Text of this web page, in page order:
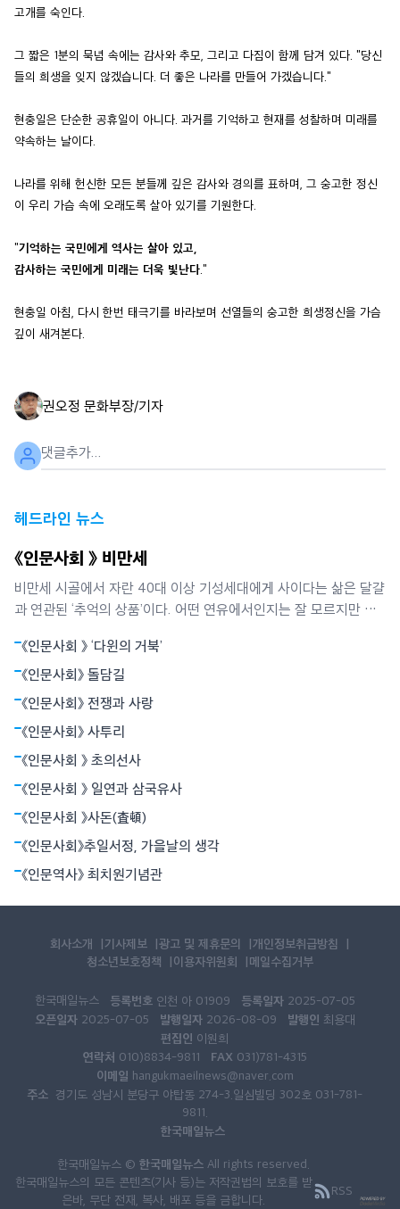
고개를 숙인다.
그 짧은 1분의 묵념 속에는 감사와 추모, 그리고 다짐이 함께 담겨 있다. "당신
들의 희생을 잊지 않겠습니다. 더 좋은 나라를 만들어 가겠습니다."
현충일은 단순한 공휴일이 아니다. 과거를 기억하고 현재를 성찰하며 미래를
약속하는 날이다.
나라를 위해 헌신한 모든 분들께 깊은 감사와 경의를 표하며, 그 숭고한 정신
이 우리 가슴 속에 오래도록 살아 있기를 기원한다.
"기억하는 국민에게 역사는 살아 있고,
감사하는 국민에게 미래는 더욱 빛난다."
현충일 아침, 다시 한번 태극기를 바라보며 선열들의 숭고한 희생정신을 가슴
깊이 새겨본다.
권오정 문화부장/기자
헤드라인 뉴스
《인문사회 》 비만세
비만세 시골에서 자란 40대 이상 기성세대에게 사이다는 삶은 달걀
과 연관된 ‘추억의 상품’이다. 어떤 연유에서인지는 잘 모르지만 사
‘실과 바늘’ 같은 존재였다. 달걀을 먹으면서 목이 메지 않게 하거나
소화를 돕는 기능은 두번째였고, 당시에는 매우 귀했던 탄산음료 특
유의 톡 쏘는 맛이
《인문사회 》 ‘다윈의 거북’
《인문사회》 돌담길
《인문사회》 전쟁과 사랑
《인문사회》 사투리
《인문사회 》 초의선사
《인문사회 》 일연과 삼국유사
《인문사회 》사돈(査頓)
《인문사회》추일서정, 가을날의 생각
《인문역사》 최치원기념관
회사소개 기사제보 광고 및 제휴문의
개인정보취급방침
청소년보호정책
이용자위원회 메일수집거부
한국매일뉴스 등록번호 인천 아 01909 등록일자 2025-07-05
오픈일자 2025-07-05 발행일자 2026-08-09 발행인 최용대
편집인 이원희
연락처 010)8834-9811 FAX 031)781-4315
이메일 hangukmaeilnews@naver.com
주소 경기도 성남시 분당구 야탑동 274-3.일심빌딩 302호 031-781-
9811.
한국매일뉴스
한국매일뉴스 © 한국매일뉴스All rights reserved.
한국매일뉴스의 모든 콘텐츠(기사 등)는 저작권법의 보호를 받
은바, 무단 전재, 복사, 배포 등을 금합니다.
RSS